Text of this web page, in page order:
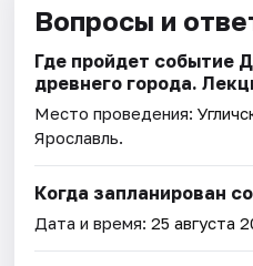
Вопросы и
Где пройдет событие
древнего города.
Место проведения:
Ярославль.
Когда запланирован
Дата и время:25 августа